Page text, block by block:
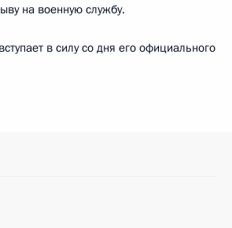
на военную службу.
в силу со дня его официального